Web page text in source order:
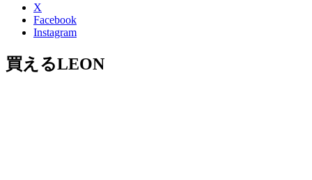
X
Facebook
Instagram
買えるLEON